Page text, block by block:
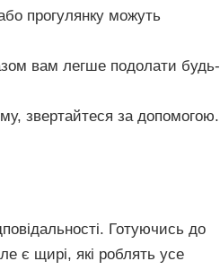
прогулянку можуть
вам легше подолати будь-
звертайтеся за допомогою.
Готуючись до
є щирі, які роблять усе